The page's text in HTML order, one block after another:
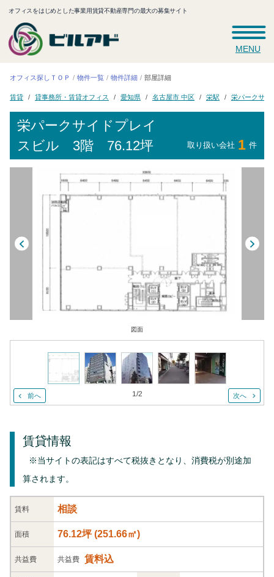
オフィスをはじめとした事業用賃貸不動産専門の最大の募集サイト
MENU
オフィス探しＴＯＰ 物件一覧 物件詳細 部屋詳細
賃貸 貸事務所・賃貸オフィス 愛知県 名古屋市 中区 栄駅 栄パークサイ
栄パークサイドプレイ
スビル 3階 76.12坪 取り扱い会社 1 件
図面
前へ 1/2 次へ
賃貸情報
※当サイトの表記はすべて税抜きとなり、消費税が別途加
算されます。
賃料 相談
面積 76.12坪(251.66㎡)
共益費 共益費 賃料込